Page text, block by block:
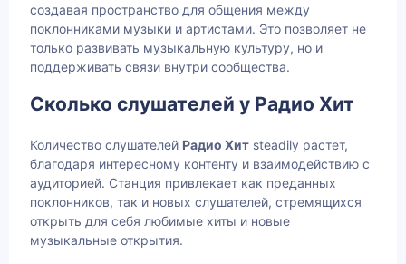
создавая пространство для общения между
поклонниками музыки и артистами. Это позволяет не
только развивать музыкальную культуру, но и
поддерживать связи внутри сообщества.
Сколько слушателей у Радио Хит
Количество слушателей Радио Хит steadily растет,
благодаря интересному контенту и взаимодействию с
аудиторией. Станция привлекает как преданных
поклонников, так и новых слушателей, стремящихся
открыть для себя любимые хиты и новые
музыкальные открытия.